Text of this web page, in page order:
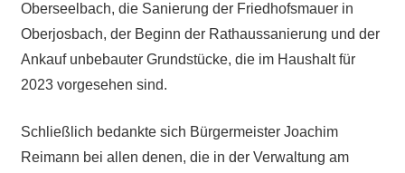
Oberseelbach, die Sanierung der Friedhofsmauer in
Oberjosbach, der Beginn der Rathaussanierung und der
Ankauf unbebauter Grundstücke, die im Haushalt für
2023 vorgesehen sind.
Schließlich bedankte sich Bürgermeister Joachim
Reimann bei allen denen, die in der Verwaltung am